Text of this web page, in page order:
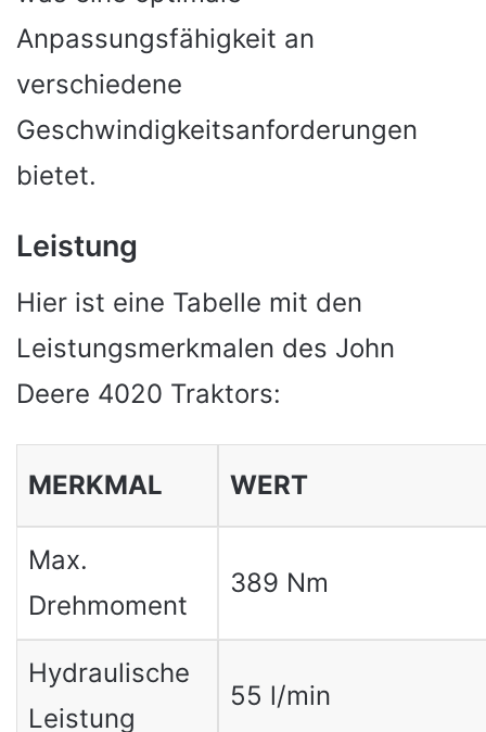
Anpassungsfähigkeit an
verschiedene
Geschwindigkeitsanforderungen
bietet.
Leistung
Hier ist eine Tabelle mit den
Leistungsmerkmalen des John
Deere 4020 Traktors:
MERKMAL WERT
Max.
Drehmoment
389 Nm
Hydraulische
Leistung
55 l/min